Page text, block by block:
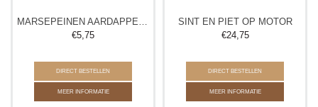
MARSEPEINEN AARDAPPELTJES
€5,75
DIRECT BESTELLEN
MEER INFORMATIE
SINT EN PIET OP MOTOR
€24,75
DIRECT BESTELLEN
MEER INFORMATIE